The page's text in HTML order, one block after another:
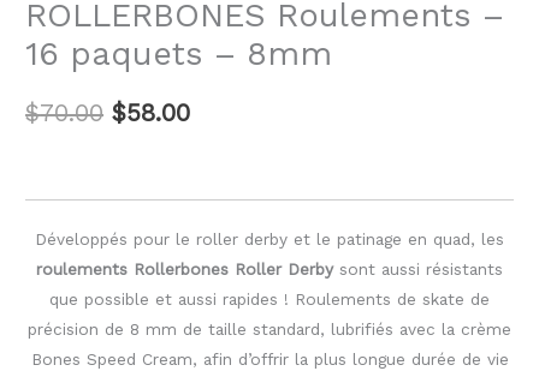
ROLLERBONES Roulements –
16 paquets – 8mm
$70.00 $58.00
Développés pour le roller derby et le patinage en quad, les
roulements Rollerbones Roller Derby sont aussi résistants
que possible et aussi rapides ! Roulements de skate de
précision de 8 mm de taille standard, lubrifiés avec la crème
Bones Speed Cream, afin d’offrir la plus longue durée de vie